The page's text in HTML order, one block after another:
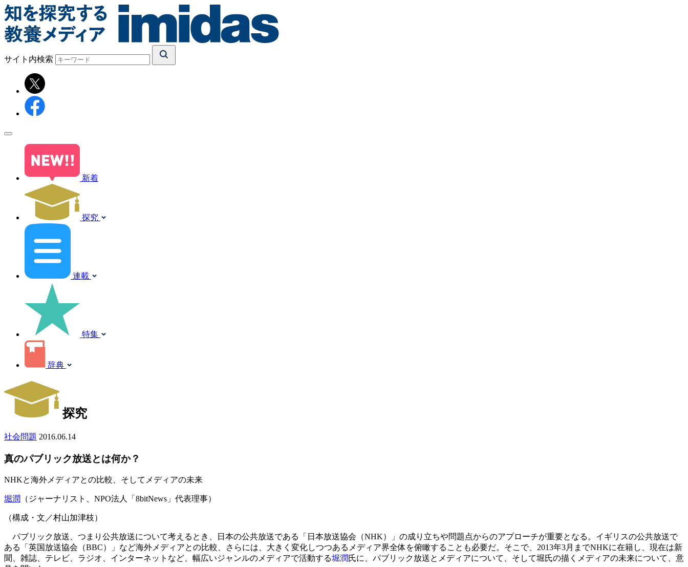
サイト内検索
新着
探究
連載
特集
辞典
探究
社会問題 2016.06.14
真のパブリック放送とは何か？
NHKと海外メディアとの比較、そしてメディアの未来
堀潤 （ジャーナリスト、NPO法人「8bitNews」代表理事）
（構成・文／村山加津枝）
パブリック放送、つまり公共放送について考えるとき、日本の公共放送である「日本放送協会（NHK）」の成り立ちや問題点からのアプローチが重要となる。イギリスの公共放送で
ある「英国放送協会（BBC）」など海外メディアとの比較、さらには、大きく変化しつつあるメディア界全体を俯瞰することも必要だ。そこで、2013年3月までNHKに在籍し、現在は新
聞、雑誌、テレビ、ラジオ、インターネットなど、幅広いジャンルのメディアで活動する堀潤氏に、パブリック放送とメディアについて、そして堀氏の描くメディアの未来について、意